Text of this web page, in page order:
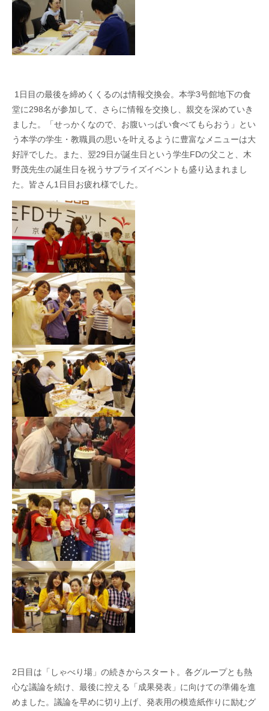
1 日目の最後を締めくくるのは情報交換会。本学3号館地下の食
堂に298名が参加して、さらに情報を交換し、親交を深めていき
ました。「せっかくなので、お腹いっぱい食べてもらおう」とい
う本学の学生・教職員の思いを叶えるように豊富なメニューは大
好評でした。また、翌29日が誕生日という学生FDの父こと、木
野茂先生の誕生日を祝うサプライズイベントも盛り込まれまし
た。皆さん1 日目お疲れ様でした。
2日目は「しゃべり場」の続きからスタート。各グループとも熱
心な議論を続け、最後に控える「成果発表」に向けての準備を進
めました。議論を早めに切り上げ、発表用の模造紙作りに励むグ